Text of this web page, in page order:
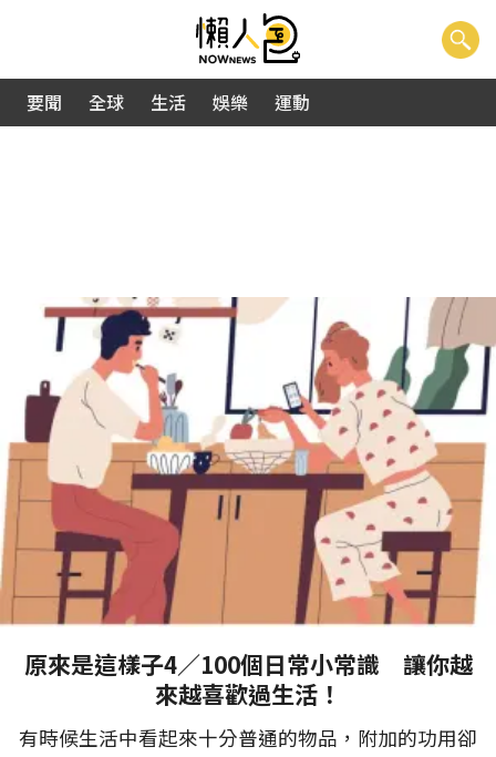
要聞 全球 生活 娛樂 運動
原來是這樣子4／100個日常小常識 讓你越
來越喜歡過生活！
有時候生活中看起來十分普通的物品，附加的功用卻